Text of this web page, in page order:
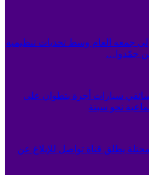
جمعه العام وسط تحديات تنظيمية
جمّدوا…
سيارات أجرة بتطوان على
نحو سبتة
يطلق قناة تواصل للإبلاغ عن